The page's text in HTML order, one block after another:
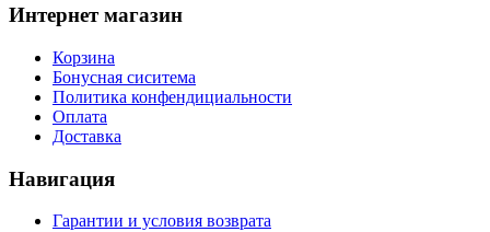
Интернет магазин
Корзина
Бонусная сиситема
Политика конфендициальности
Оплата
Доставка
Навигация
Гарантии и условия возврата